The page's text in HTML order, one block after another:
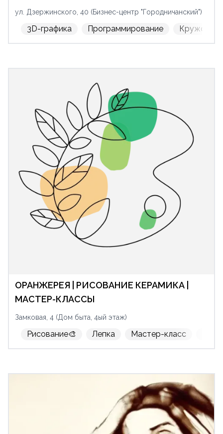
ул. Дзержинского, 40 (Бизнес-центр "Городничанский")
3D-графика Программирование Кружок
ОРАНЖЕРЕЯ | РИСОВАНИЕ КЕРАМИКА |
МАСТЕР-КЛАССЫ
Замковая, 4 (Дом быта, 4ый этаж)
Рисование🎨 Лепка Мастер-класс